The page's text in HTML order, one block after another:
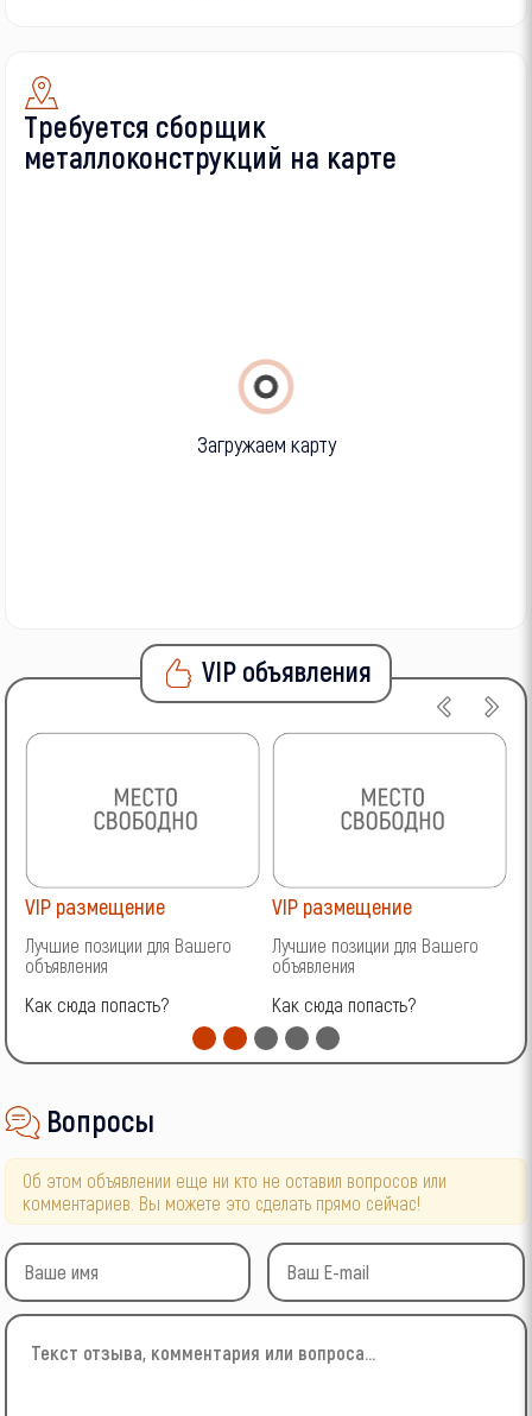
Требуется сборщик
металлоконструкций на карте
Загружаем карту
VIP объявления
VIP размещение
Лучшие позиции для Вашего
объявления
Как сюда попасть?
VIP размещение
Лучшие позиции для Вашего
объявления
Как сюда попасть?
Вопросы
Об этом объявлении еще ни кто не оставил вопросов или
комментариев. Вы можете это сделать прямо сейчас!